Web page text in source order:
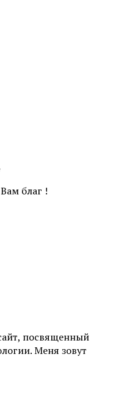
благ !
посвященный
Меня зовут